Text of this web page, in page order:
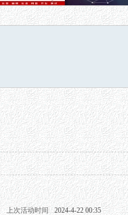
上次活动时间
2024-4-22 00:35